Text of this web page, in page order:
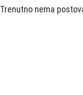
Trenutno nema